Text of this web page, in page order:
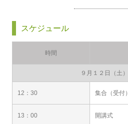
スケジュール
時間
９月１２日（土）
12：30 集合（受付）
13：00 開講式